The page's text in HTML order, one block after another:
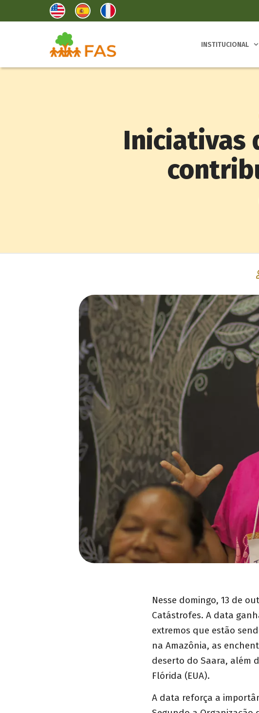
INSTITUCIONAL
Iniciativas
Nesse domingo, 13 de
Catástrofes. A data
extremos que estão
na Amazônia, as
deserto do Saara, além
Flórida (EUA).
A data reforça a